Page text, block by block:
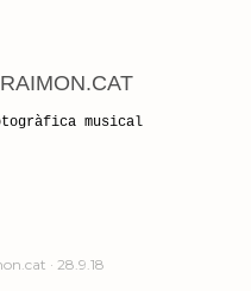
musical
28.9.18